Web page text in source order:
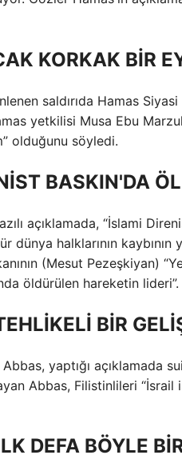
KORKAK BİR
saldırıda Hamas
yetkilisi Musa Ebu
olduğunu söyledi.
BASKIN'DA
açıklamada, “İslami
halklarının
(Mesut Pezeşkiyan)
öldürülen hareketin lideri”.
BİR
yaptığı açıklamada
Abbas, Filistinlileri “İsrail
DEFA BÖYLE